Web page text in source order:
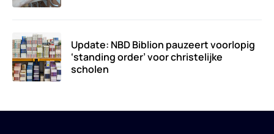
Update: NBD Biblion pauzeert voorlopig
‘standing order’ voor christelijke
scholen